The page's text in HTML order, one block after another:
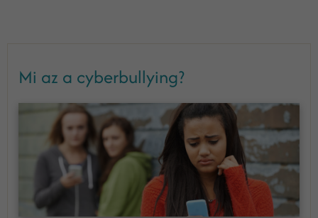
Mi az a cyberbullying?